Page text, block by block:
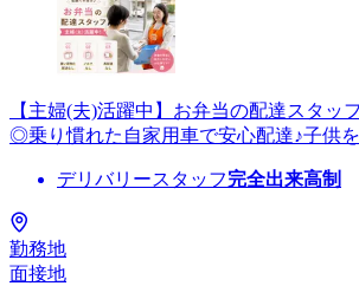
【主婦(夫)活躍中】お弁当の配達スタッ
◎乗り慣れた自家用車で安心配達♪子供を
デリバリースタッフ完全出来高制
勤務地
面接地